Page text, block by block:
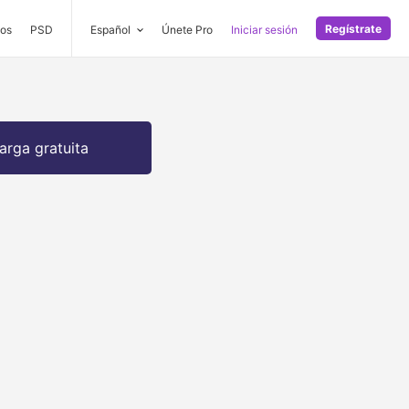
PSD Español Únete Pro Iniciar sesión Regístrate
gratuita